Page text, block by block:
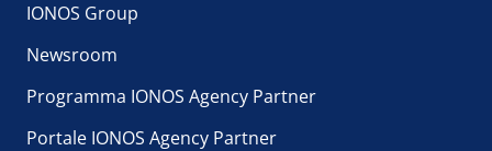
IONOS Group
Newsroom
Programma IONOS Agency Partner
Portale IONOS Agency Partner